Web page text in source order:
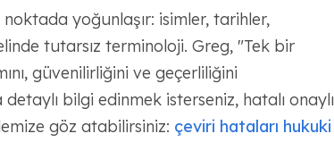
yoğunlaşır: isimler, tarihler,
tutarsız terminoloji. Greg, "Tek bir
güvenilirliğini ve geçerliliğini
bilgi edinmek isterseniz, hatalı onaylı
göz atabilirsiniz: çeviri hataları hukuki